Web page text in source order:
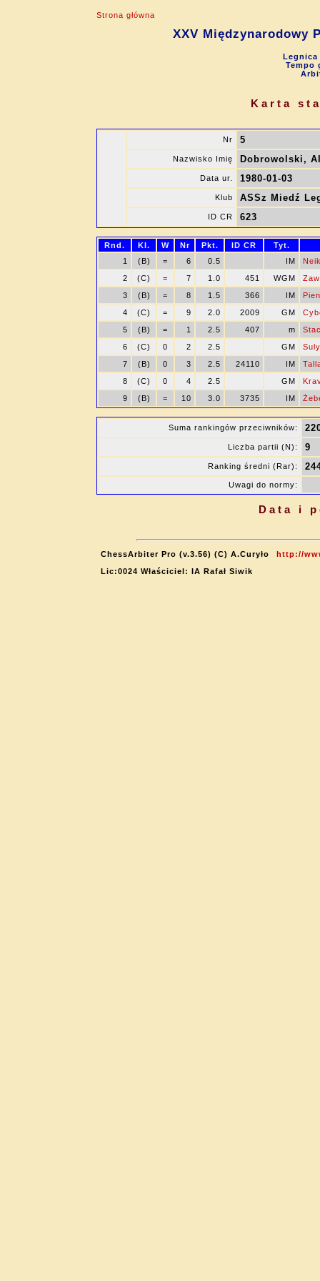
Strona główna
XXV Międzynarodowy
Legnica
Tempo
Karta
Nr 5
Nazwisko Imię Dobrowolski,
Data ur. 1980-01-03
Klub ASSz Miedź
ID CR 623
Rnd. Kl. W Nr Pkt. ID CR
Tyt.
1
(B) = 6 0.5 IM
2
(C) = 7 1.0 451 WGM
3
(B) = 8 1.5 366 IM
4
(C) = 9 2.0 2009 GM
5
(B) = 1 2.5 407 m
6
(C) 0 2 2.5 GM
7
(B) 0 3 2.5 24110 IM
8
(C) 0 4 2.5 GM
9
(B) = 10 3.0 3735 IM
Suma rankingów przeciwników:
Liczba partii (N): 9
Ranking średni (Rar):
Uwagi do normy:
Data i
ChessArbiter Pro (v.3.56) (C) A.Curyło
http://
Lic:0024 Właściciel: IA Rafał Siwik